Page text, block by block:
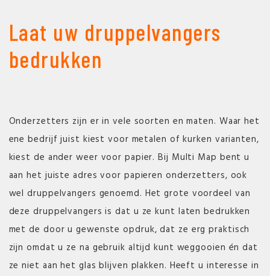
Laat uw druppelvangers
bedrukken
Onderzetters zijn er in vele soorten en maten. Waar het
ene bedrijf juist kiest voor metalen of kurken varianten,
kiest de ander weer voor papier. Bij Multi Map bent u
aan het juiste adres voor papieren onderzetters, ook
wel druppelvangers genoemd. Het grote voordeel van
deze druppelvangers is dat u ze kunt laten bedrukken
met de door u gewenste opdruk, dat ze erg praktisch
zijn omdat u ze na gebruik altijd kunt weggooien én dat
ze niet aan het glas blijven plakken. Heeft u interesse in